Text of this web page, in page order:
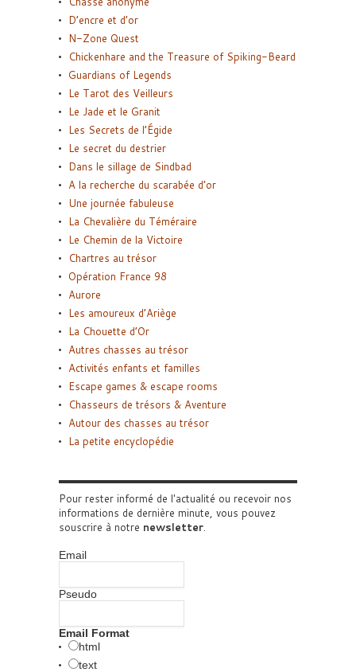
D’encre et d’or
N-Zone Quest
Chickenhare and the Treasure of Spiking-Beard
Guardians of Legends
Le Tarot des Veilleurs
Le Jade et le Granit
Les Secrets de l’Égide
Le secret du destrier
Dans le sillage de Sindbad
A la recherche du scarabée d’or
Une journée fabuleuse
La Chevalière du Téméraire
Le Chemin de la Victoire
Chartres au trésor
Opération France 98
Aurore
Les amoureux d’Ariège
La Chouette d’Or
Autres chasses au trésor
Activités enfants et familles
Escape games & escape rooms
Chasseurs de trésors & Aventure
Autour des chasses au trésor
La petite encyclopédie
Pour rester informé de l'actualité ou recevoir nos
informations de dernière minute, vous pouvez
souscrire à notre newsletter.
Email
Pseudo
Email Format
html
text